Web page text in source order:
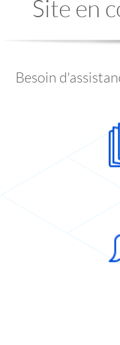
Site en
Besoin